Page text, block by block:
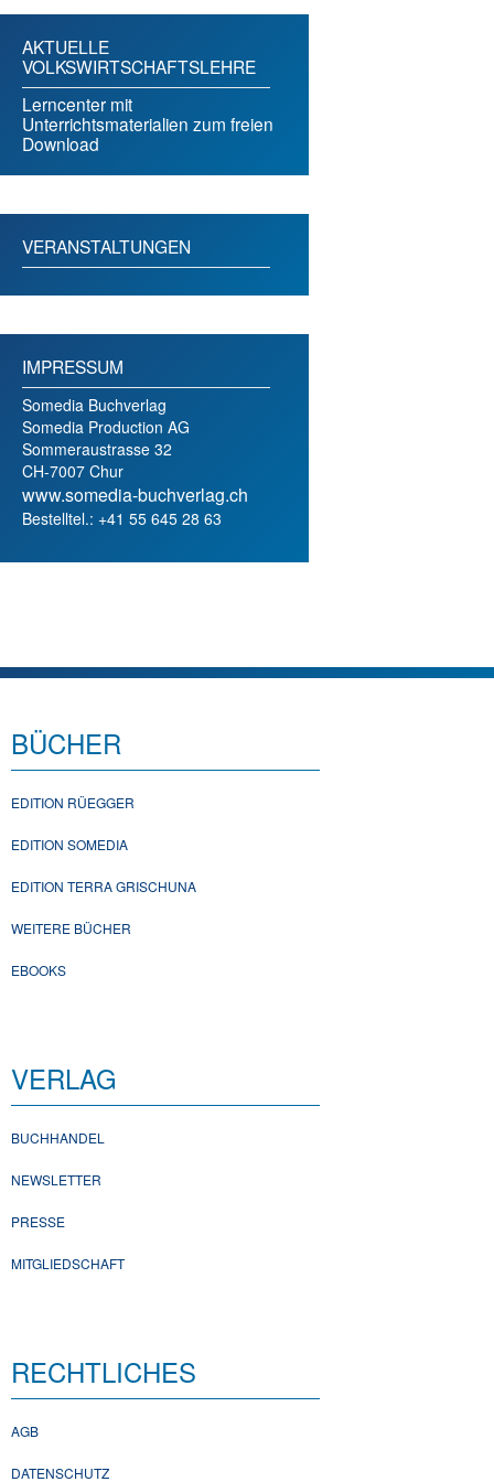
AKTUELLE
VOLKSWIRTSCHAFTSLEHRE
Lerncenter mit
Unterrichtsmaterialien zum freien
Download
VERANSTALTUNGEN
IMPRESSUM
Somedia Buchverlag
Somedia Production AG
Sommeraustrasse 32
CH-7007 Chur
www.somedia-buchverlag.ch
Bestelltel.: +41 55 645 28 63
BÜCHER
EDITION RÜEGGER
EDITION SOMEDIA
EDITION TERRA GRISCHUNA
WEITERE BÜCHER
EBOOKS
VERLAG
BUCHHANDEL
NEWSLETTER
PRESSE
MITGLIEDSCHAFT
RECHTLICHES
AGB
DATENSCHUTZ